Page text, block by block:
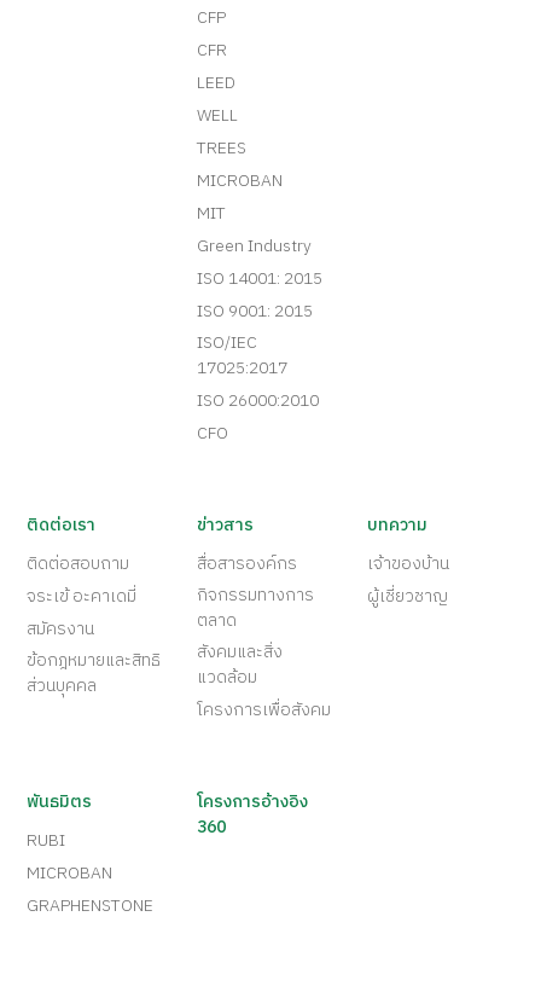
CFP
CFR
LEED
WELL
TREES
MICROBAN
MIT
Green Industry
ISO 14001: 2015
ISO 9001: 2015
ISO/IEC
17025:2017
ISO 26000:2010
CFO
ติดต่อเรา
ติดต่อสอบถาม
จระเข้ อะคาเดมี่
สมัครงาน
ข้อกฎหมายและสิทธิ
ส่วนบุคคล
ข่าวสาร
สื่อสารองค์กร
กิจกรรมทางการ
ตลาด
สังคมและสิ่ง
แวดล้อม
โครงการเพื่อสังคม
บทความ
เจ้าของบ้าน
ผู้เชี่ยวชาญ
พันธมิตร
RUBI
MICROBAN
GRAPHENSTONE
โครงการอ้างอิง
360